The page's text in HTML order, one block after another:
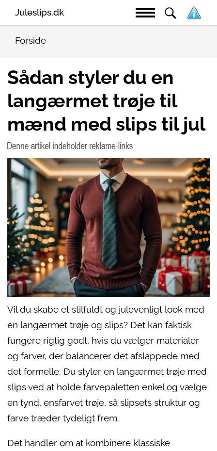
Juleslips.dk
Forside
Sådan styler du en
langærmet trøje til
mænd med slips til jul
Vil du skabe et stilfuldt og julevenligt look med
en langærmet trøje og slips? Det kan faktisk
fungere rigtig godt, hvis du vælger materialer
og farver, der balancerer det afslappede med
det formelle. Du styler en langærmet trøje med
slips ved at holde farvepaletten enkel og vælge
en tynd, ensfarvet trøje, så slipsets struktur og
farve træder tydeligt frem.
Det handler om at kombinere klassiske